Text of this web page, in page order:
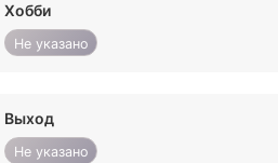
Хобби
Не указано
Выход
Не указано